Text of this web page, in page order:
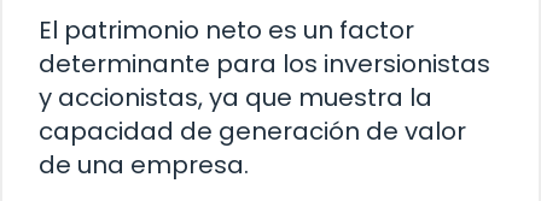
El patrimonio neto es un factor
determinante para los inversionistas
y accionistas, ya que muestra la
capacidad de generación de valor
de una empresa.